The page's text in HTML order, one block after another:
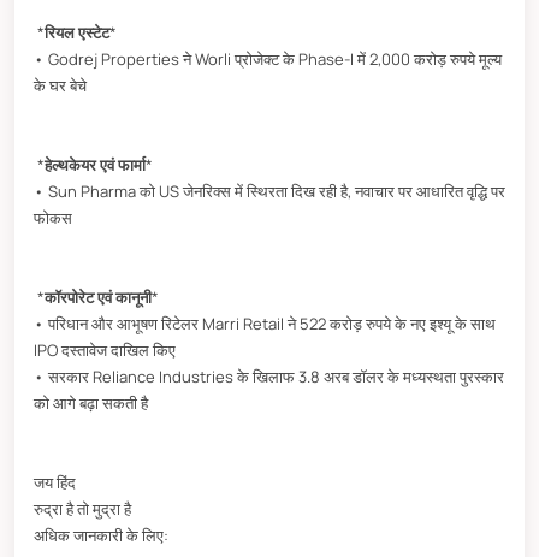
*रियल एस्टेट*
• Godrej Properties ने Worli प्रोजेक्ट के Phase-I में 2,000 करोड़ रुपये मूल्य
के घर बेचे
*हेल्थकेयर एवं फार्मा*
• Sun Pharma को US जेनरिक्स में स्थिरता दिख रही है, नवाचार पर आधारित वृद्धि पर
फोकस
*कॉरपोरेट एवं कानूनी*
• परिधान और आभूषण रिटेलर Marri Retail ने 522 करोड़ रुपये के नए इश्यू के साथ
IPO दस्तावेज दाखिल किए
• सरकार Reliance Industries के खिलाफ 3.8 अरब डॉलर के मध्यस्थता पुरस्कार
को आगे बढ़ा सकती है
जय हिंद
रुद्रा है तो मुद्रा है
अधिक जानकारी के लिए: